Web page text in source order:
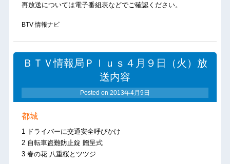
再放送については電子番組表などでご確認ください。
BTV 情報ナビ
ＢＴＶ情報局Ｐｌｕｓ４月９日（火）放
送内容
Posted on 2013年4月9日
都城
1 ドライバーに交通安全呼びかけ
2 自転車盗難防止錠 贈呈式
3 春の花 八重桜とツツジ